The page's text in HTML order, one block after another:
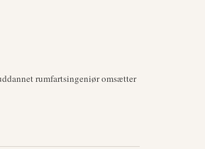
rumfartsingeniør omsætter